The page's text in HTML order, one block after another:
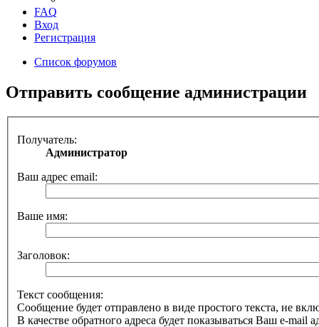
FAQ
Вход
Регистрация
Список форумов
Отправить сообщение администрации
Получатель:
Администратор
Ваш адрес email:
Ваше имя:
Заголовок:
Текст сообщения:
Сообщение будет отправлено в виде простого текста, не
В качестве обратного адреса будет показываться Ваш e-mail